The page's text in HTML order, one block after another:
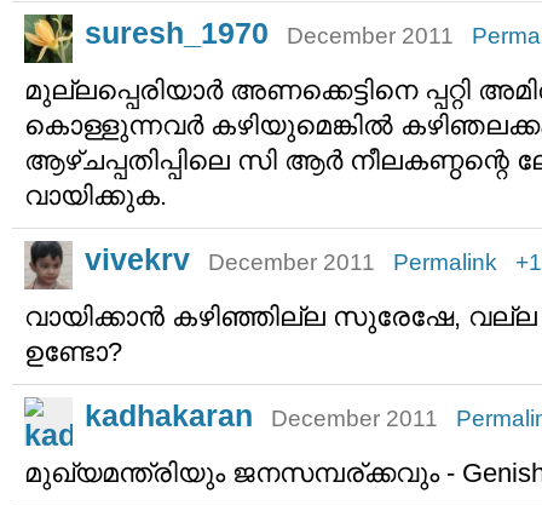
suresh_1970 December 2011
മുല്ലപ്പെരിയാര്‍ അണക്കെട്ടിനെ പ്പറ്റി
കൊള്ളുന്നവര്‍ കഴിയുമെങ്കില്‍
ആഴ്ചപ്പതിപ്പിലെ സി ആര്‍
വായിക്കുക.
vivekrv December 2011 Permalink +1
വായിക്കാന്‍ കഴിഞ്ഞില്ല സുരേഷേ,
ഉണ്ടോ?
kadhakaran December 2011
മുഖ്യമന്ത്രിയും ജനസമ്പര്ക്കവും - Genish